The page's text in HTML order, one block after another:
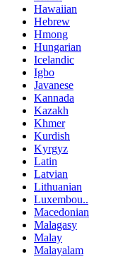
Hawaiian
Hebrew
Hmong
Hungarian
Icelandic
Igbo
Javanese
Kannada
Kazakh
Khmer
Kurdish
Kyrgyz
Latin
Latvian
Lithuanian
Luxembou..
Macedonian
Malagasy
Malay
Malayalam